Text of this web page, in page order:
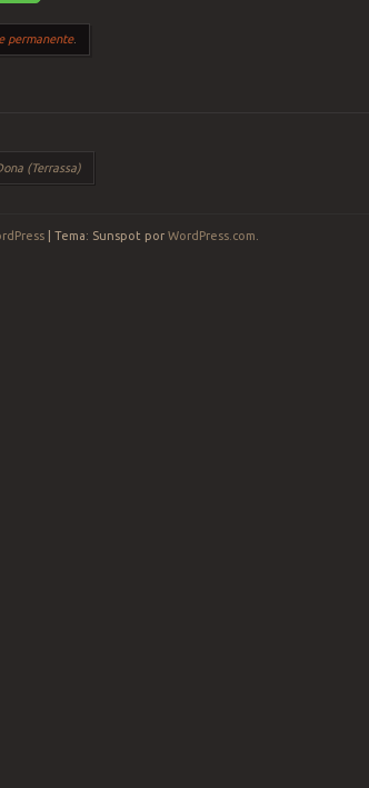
permanente.
(Terrassa)
Tema: Sunspot por WordPress.com.